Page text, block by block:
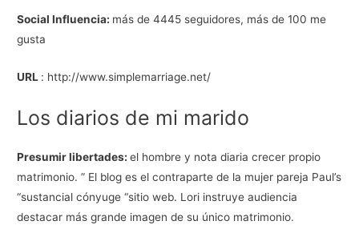
Social Influencia: más de 4445 seguidores, más de 100 me
gusta
URL : http://www.simplemarriage.net/
Los diarios de mi marido
Presumir libertades:el hombre y nota diaria crecer propio
matrimonio. ” El blog es el contraparte de la mujer pareja ​​Paul’s
“sustancial cónyuge “sitio web. Lori instruye audiencia
destacar más grande imagen de su único matrimonio.